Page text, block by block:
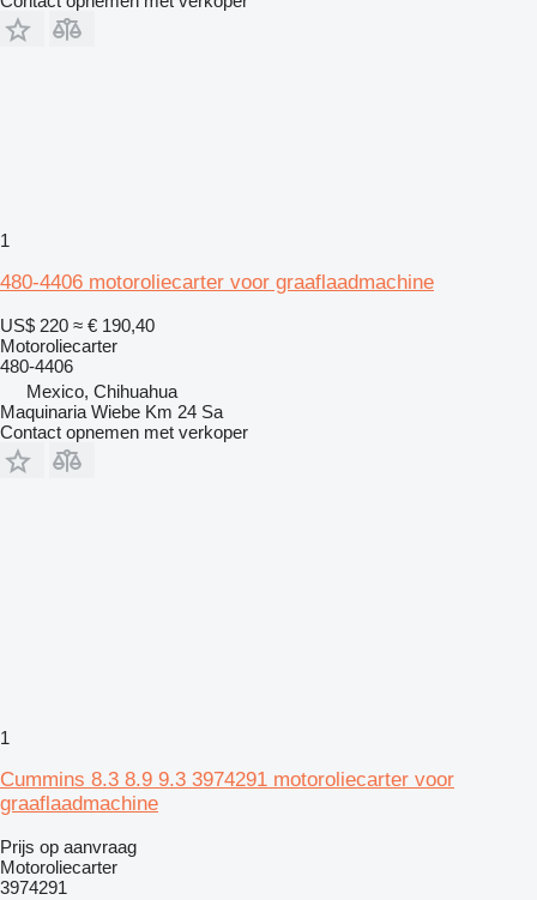
1
480-4406 motoroliecarter voor graaflaadmachine
US$ 220 ≈ € 190,40
Motoroliecarter
480-4406
Mexico, Chihuahua
Maquinaria Wiebe Km 24 Sa
Contact opnemen met verkoper
1
Cummins 8.3 8.9 9.3 3974291 motoroliecarter voor
graaflaadmachine
Prijs op aanvraag
Motoroliecarter
3974291